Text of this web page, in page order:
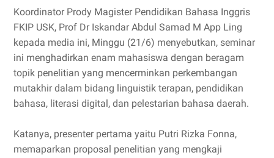
Koordinator Prody Magister Pendidikan Bahasa Inggris
FKIP USK, Prof Dr Iskandar Abdul Samad M App Ling
kepada media ini, Minggu (21/6) menyebutkan, seminar
ini menghadirkan enam mahasiswa dengan beragam
topik penelitian yang mencerminkan perkembangan
mutakhir dalam bidang linguistik terapan, pendidikan
bahasa, literasi digital, dan pelestarian bahasa daerah.
Katanya, presenter pertama yaitu Putri Rizka Fonna,
memaparkan proposal penelitian yang mengkaji